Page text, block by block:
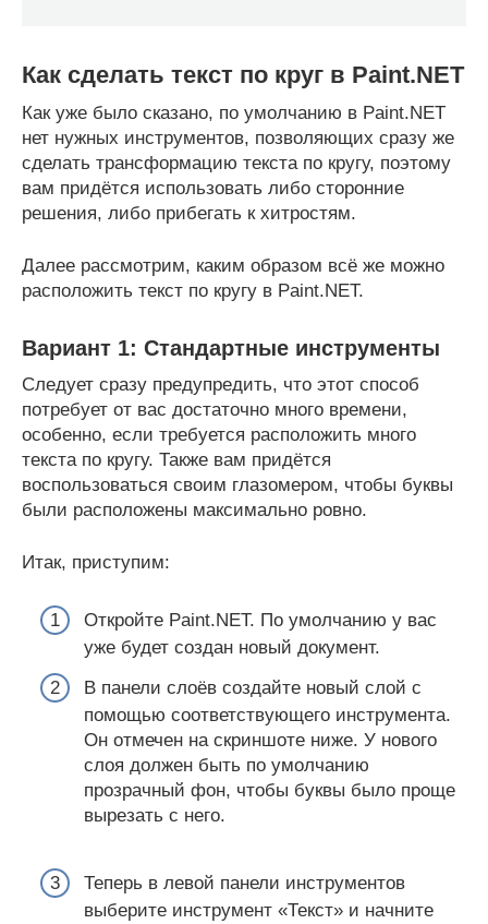
Как сделать текст по круг в Paint.NET
Как уже было сказано, по умолчанию в Paint.NET
нет нужных инструментов, позволяющих сразу же
сделать трансформацию текста по кругу, поэтому
вам придётся использовать либо сторонние
решения, либо прибегать к хитростям.
Далее рассмотрим, каким образом всё же можно
расположить текст по кругу в Paint.NET.
Вариант 1: Стандартные инструменты
Следует сразу предупредить, что этот способ
потребует от вас достаточно много времени,
особенно, если требуется расположить много
текста по кругу. Также вам придётся
воспользоваться своим глазомером, чтобы буквы
были расположены максимально ровно.
Итак, приступим:
Откройте Paint.NET. По умолчанию у вас
уже будет создан новый документ.
В панели слоёв создайте новый слой с
помощью соответствующего инструмента.
Он отмечен на скриншоте ниже. У нового
слоя должен быть по умолчанию
прозрачный фон, чтобы буквы было проще
вырезать с него.
Теперь в левой панели инструментов
выберите инструмент «Текст» и начните